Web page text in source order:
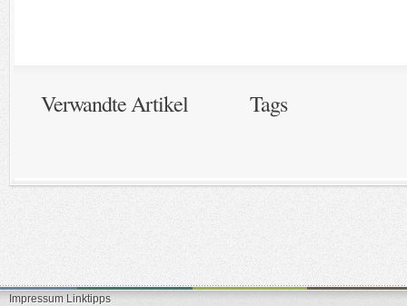
Verwandte Artikel Tags
Impressum Linktipps